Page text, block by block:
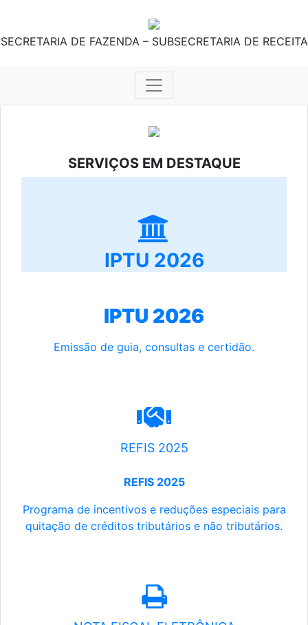
SECRETARIA DE FAZENDA – SUBSECRETARIA DE RECEITA
SERVIÇOS EM DESTAQUE
IPTU 2026
IPTU 2026
Emissão de guia, consultas e certidão.
REFIS 2025
REFIS 2025
Programa de incentivos e reduções especiais para
quitação de créditos tributários e não tributários.